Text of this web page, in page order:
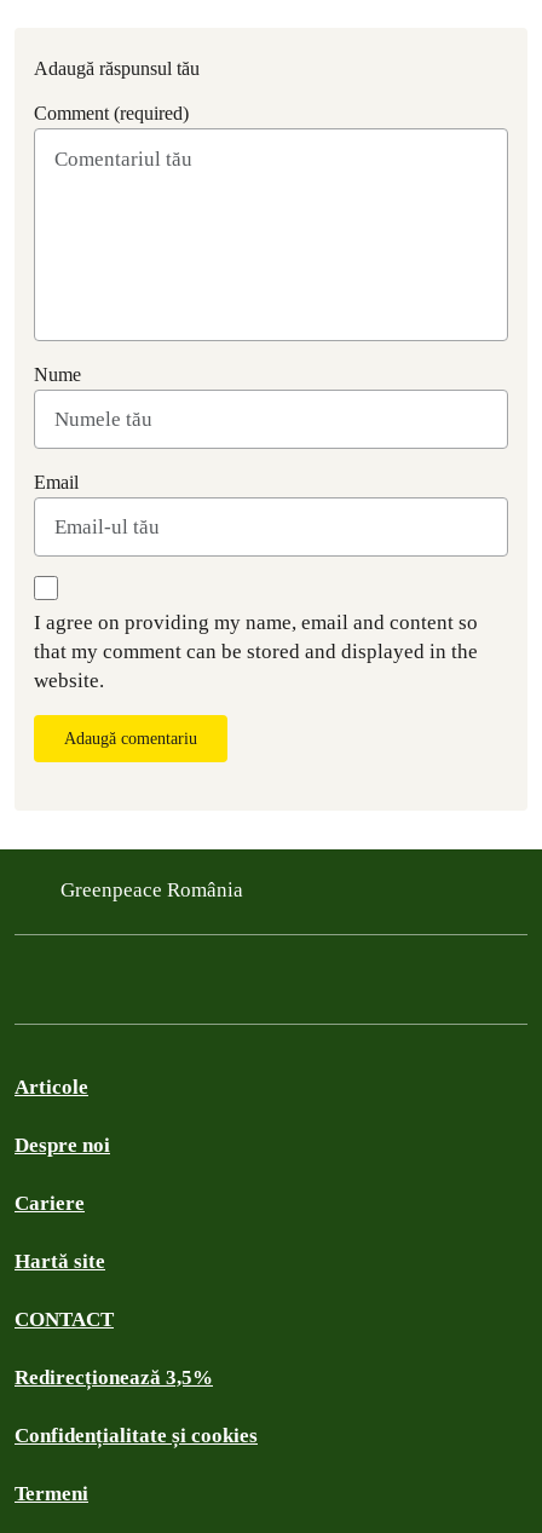
Adaugă răspunsul tău
Comment (required)
Nume
Email
I agree on providing my name, email and content so
that my comment can be stored and displayed in the
website.
Adaugă comentariu
Greenpeace România
Articole
Despre noi
Cariere
Hartă site
CONTACT
Redirecționează 3,5%
Confidențialitate și cookies
Termeni